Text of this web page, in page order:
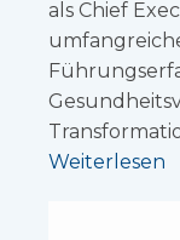
als Chief
Weiterlesen